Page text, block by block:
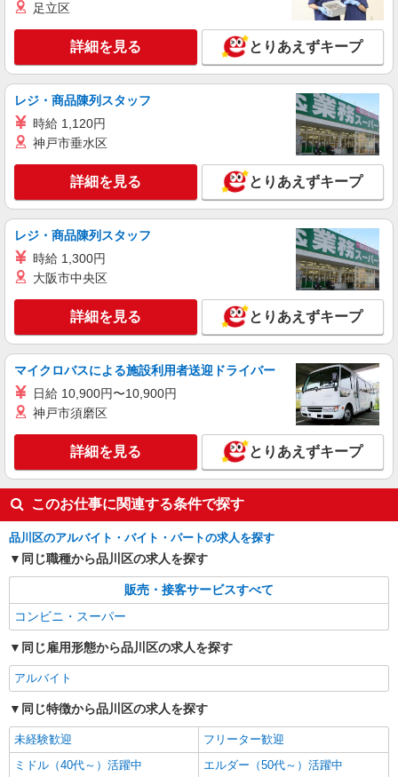
パート
ライフドラッグプラス品川御殿山店（店舗コード618）
レジ
時給1,235円以上
ライフドラッグプラス品川御殿山店 東京都品
詳細を見る
足立区
詳細を見る とりあえずキープ
レジ・商品陳列スタッフ
時給 1,120円
神戸市垂水区
詳細を見る とりあえずキープ
レジ・商品陳列スタッフ
時給 1,300円
大阪市中央区
詳細を見る とりあえずキープ
マイクロバスによる施設利用者送迎ドライバー
日給 10,900円〜10,900円
神戸市須磨区
詳細を見る とりあえずキープ
このお仕事に関連する条件で探す
品川区のアルバイト・バイト・パートの求人を探す
同じ職種から品川区の求人を探す
販売・接客サービスすべて
コンビニ・スーパー
同じ雇用形態から品川区の求人を探す
アルバイト
同じ特徴から品川区の求人を探す
未経験歓迎
フリーター歓迎
ミドル（40代～）活躍中
エルダー（50代～）活躍中